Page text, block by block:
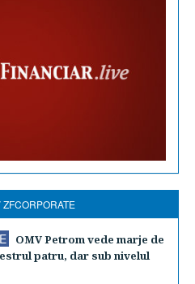
ZFCORPORATE
OMV Petrom vede marje de
patru, dar sub nivelul